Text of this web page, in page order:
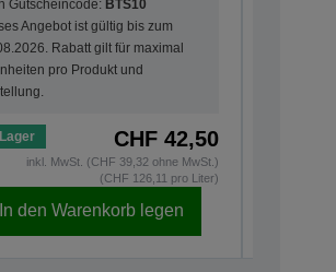
Gutscheincode: BTS10
Angebot ist gültig bis zum
Rabatt gilt für maximal
pro Produkt und
CHF 42,50
inkl. MwSt. (CHF 39,32 ohne MwSt.)
(CHF 126,11 pro Liter)
In den Warenkorb legen